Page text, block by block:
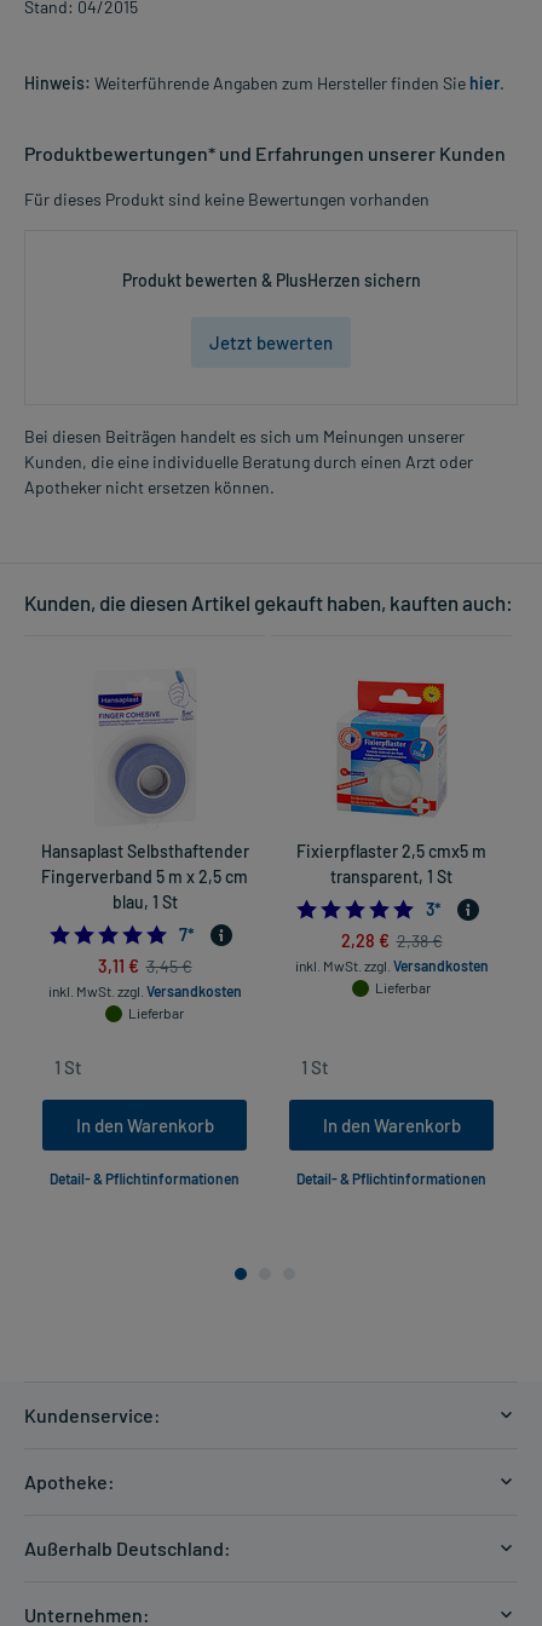
Stand: 04/2015
Hinweis: Weiterführende Angaben zum Hersteller finden Sie hier.
Produktbewertungen* und Erfahrungen unserer Kunden
Für dieses Produkt sind keine Bewertungen vorhanden
Produkt bewerten & PlusHerzen sichern
Jetzt bewerten
Bei diesen Beiträgen handelt es sich um Meinungen unserer
Kunden, die eine individuelle Beratung durch einen Arzt oder
Apotheker nicht ersetzen können.
Kunden, die diesen Artikel gekauft haben, kauften auch:
Hansaplast Selbsthaftender
Fingerverband 5 m x 2,5 cm
blau, 1 St
4.714285714285714
7*
3,11 € 3,45 €
inkl. MwSt. zzgl. Versandkosten
Lieferbar
In den Warenkorb
Detail- & Pflichtinformationen
Fixierpflaster 2,5 cmx5 m
transparent, 1 St
5.0
3*
2,28 € 2,38 €
inkl. MwSt. zzgl. Versandkosten
Lieferbar
In den Warenkorb
Detail- & Pflichtinformationen
Kundenservice:
Hilfe
Apotheke:
Außerhalb Deutschland:
Unternehmen: